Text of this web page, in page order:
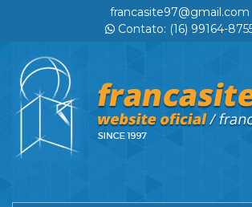
francasite97@gmail.com
Contato: (16) 99164-